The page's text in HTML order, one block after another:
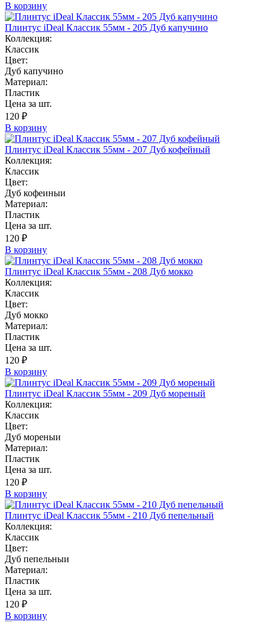
В корзину
Плинтус iDeal Классик 55мм - 205 Дуб капучино
Коллекция:
Классик
Цвет:
Дуб капучино
Материал:
Пластик
Цена за шт.
120 ₽
В корзину
Плинтус iDeal Классик 55мм - 207 Дуб кофейный
Коллекция:
Классик
Цвет:
Дуб кофеиныи
Материал:
Пластик
Цена за шт.
120 ₽
В корзину
Плинтус iDeal Классик 55мм - 208 Дуб мокко
Коллекция:
Классик
Цвет:
Дуб мокко
Материал:
Пластик
Цена за шт.
120 ₽
В корзину
Плинтус iDeal Классик 55мм - 209 Дуб мореный
Коллекция:
Классик
Цвет:
Дуб мореныи
Материал:
Пластик
Цена за шт.
120 ₽
В корзину
Плинтус iDeal Классик 55мм - 210 Дуб пепельный
Коллекция:
Классик
Цвет:
Дуб пепельныи
Материал:
Пластик
Цена за шт.
120 ₽
В корзину